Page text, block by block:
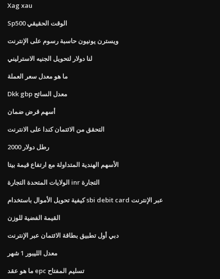
Xag xau
Sp500 الوقت الحقيقي
ويسترن يونيون حاسبة رسوم على الإنترنت
لنا دولار لتحويل الجنيه الاسترليني
ما هو معدل سعر العملة
Dkk gbp معدل السائح
أسهم قرض ضمان
التحقق من الائتمان كندا على الانترنت
2000 رطل دولار
الأسهم الهندية المتداولة مع ارتفاع قيمة بيتا
الولايات المتحدة التجارة inr التجارة
كيفية تحويل الأموال باستخدام sbi debit card عبر الإنترنت
القيمة الفضية للوزن
دبي أول تطبيق بطاقة الائتمان عبر الإنترنت
معدل الليبور 1 شهر
ما هو عقد epc تسليم المفتاح